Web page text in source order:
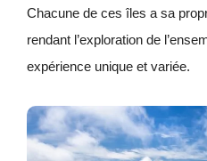
Chacune de ces îles a sa
rendant l’exploration de
expérience unique et variée.